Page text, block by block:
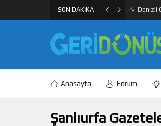
SON DAKİKA PET
Anasayfa Forum
Şanlıurfa